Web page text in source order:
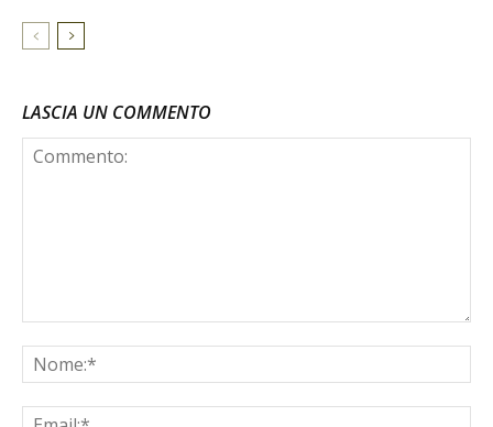
LASCIA UN COMMENTO